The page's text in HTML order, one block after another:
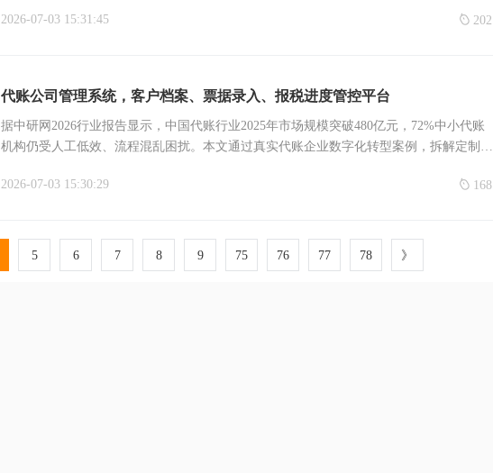
2026-07-03 15:31:45
202
代账公司管理系统，客户档案、票据录入、报税进度管控平台
据中研网2026行业报告显示，中国代账行业2025年市场规模突破480亿元，72%中小代账
机构仍受人工低效、流程混乱困扰。本文通过真实代账企业数字化转型案例，拆解定制化
参考方案。
2026-07-03 15:30:29 168
5 6 7 8 9 75 76 77 78 》